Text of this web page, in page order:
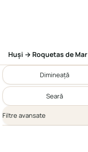
Huși → Roquetas de Mar
Dimineață
Seară
Filtre avansate